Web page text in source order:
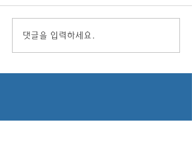
엔케이피플 송년회 예배
댓글을 입력하세요.